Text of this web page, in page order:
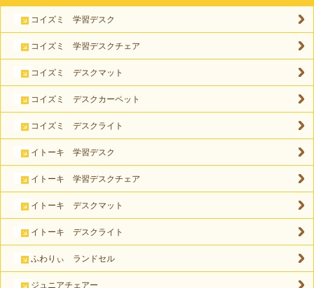
コイズミ 学習デスク
コイズミ 学習デスクチェア
コイズミ デスクマット
コイズミ デスクカーペット
コイズミ デスクライト
イトーキ 学習デスク
イトーキ 学習デスクチェア
イトーキ デスクマット
イトーキ デスクライト
ふわりぃ ランドセル
ジュニアチェアー